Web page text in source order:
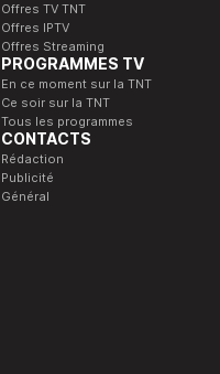
Offres TV TNT
Offres IPTV
Offres Streaming
PROGRAMMES TV
En ce moment sur la TNT
Ce soir sur la TNT
Tous les programmes
CONTACTS
Rédaction
Publicité
Général